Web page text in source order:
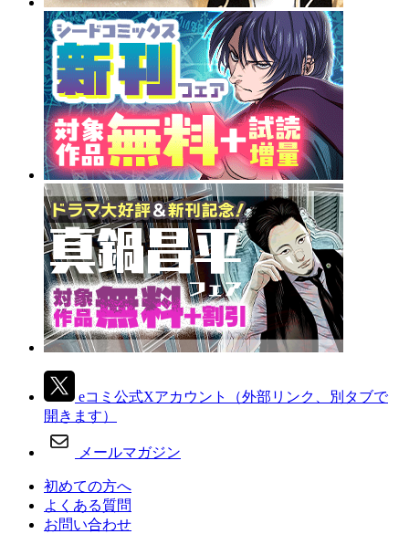
eコミ公式Xアカウント
（外部リンク、別タブで
開きます）
メールマガジン
初めての方へ
よくある質問
お問い合わせ